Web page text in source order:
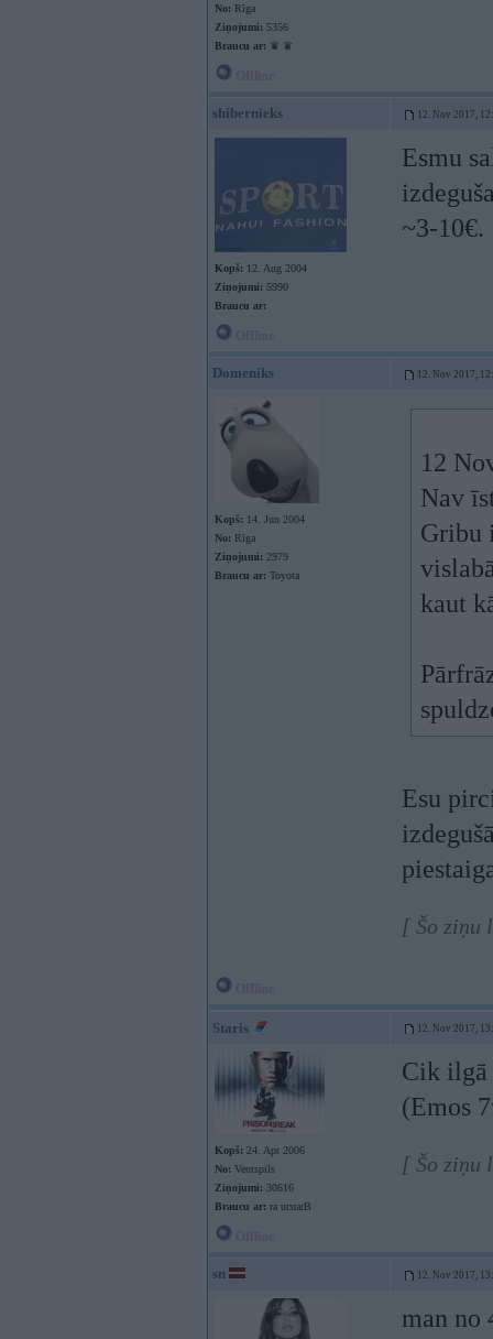
No: Rīga
Ziņojumi: 5356
Braucu ar: ♛ ♛
shibernieks 12. Nov 2017,
Kopš: 12. Aug 2004
Ziņojumi: 5990
Braucu ar:
Esmu
~3-10€.
Domeniks 12. Nov 2017,
Kopš: 14. Jun 2004
No: Rīga
Ziņojumi: 2979
Braucu ar: Toyota
12
Nav
Gribu
kaut
Esu
[ Šo ziņu
Staris 12. Nov 2017,
Kopš: 24. Apr 2006
No: Ventspils
Ziņojumi: 30616
Braucu ar: ra ucuarB
Cik ilgā
(Emos
[ Šo ziņu
sn 12. Nov 2017,
man no